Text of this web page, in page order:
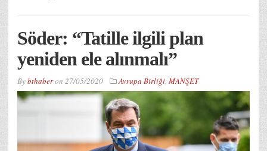
Söder: “Tatille ilgili plan
yeniden ele alınmalı”
Bybthaberon 27/05/2020 Avrupa Birliği, MANŞET